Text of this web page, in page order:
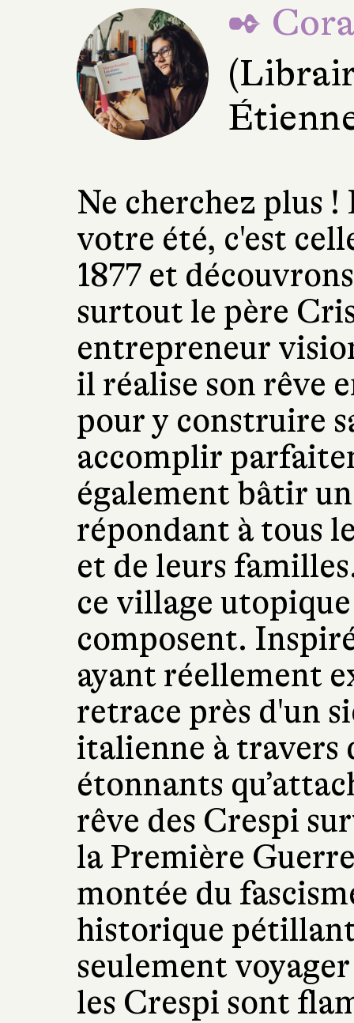
✒
Ne cherchez plus
votre été, c'est
1877 et
surtout le père
entrepreneur
il réalise son rêve
pour y construire
accomplir
également bâtir
répondant à tous
et de leurs
ce village
composent.
ayant réellement
retrace près d'un
italienne à travers
étonnants
rêve des Crespi
la Première
montée du
historique
seulement
les Crespi sont